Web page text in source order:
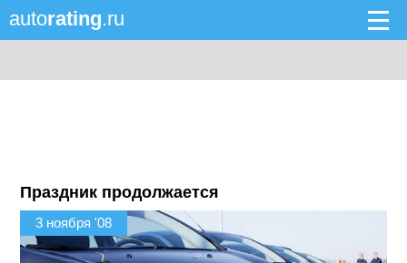
autorating.ru
Праздник продолжается
3 ноября '08